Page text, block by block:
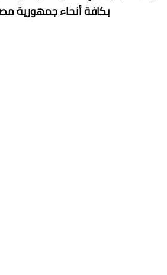
بكافة أنحاء جمهورية